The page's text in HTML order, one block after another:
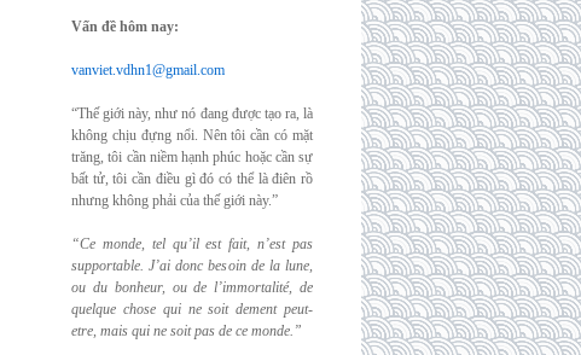
Vấn đề hôm nay:
vanviet.vdhn1@gmail.com
“Thế giới này, như nó đang được tạo ra, là
không chịu đựng nổi. Nên tôi cần có mặt
trăng, tôi cần niềm hạnh phúc hoặc cần sự
bất tử, tôi cần điều gì đó có thể là điên rồ
nhưng không phải của thế giới này.”
“Ce monde, tel qu’il est fait, n’est pas
supportable. J’ai donc besoin de la lune,
ou du bonheur, ou de l’immortalité, de
quelque chose qui ne soit dement peut-
etre, mais qui ne soit pas de ce monde.”